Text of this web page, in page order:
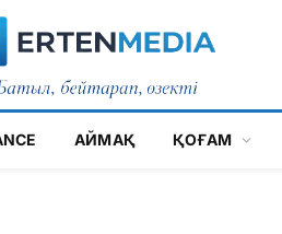
АЙМАҚ ҚОҒАМ